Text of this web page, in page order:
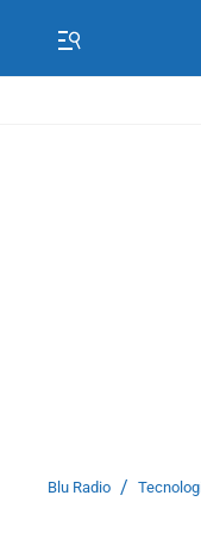
Blu Radio /